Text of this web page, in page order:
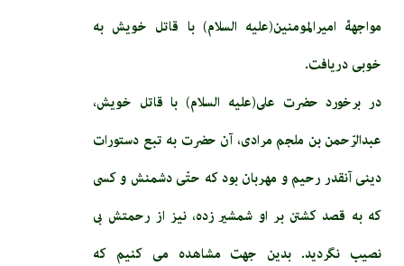
مواجهۀ امیرالمومنین(عليه السلام) با قاتل خویش به
خوبی دریافت.
در برخورد حضرت على(عليه السلام) با قاتل خويش،
عبدالرّحمن بن ملجم‏ مرادى، آن حضرت به تبع دستورات
دينى آنقدر رحيم و مهربان بود كه حتّى دشمنش و كسى
كه به قصد كشتن بر او شمشير زده، نيز از رحمتش بى
نصيب نگرديد. بدين جهت مشاهده مى‏ كنيم كه